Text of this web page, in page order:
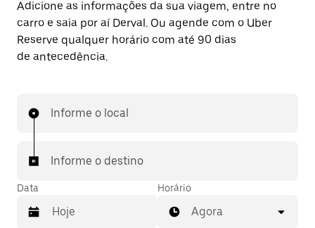
Adicione as informações da sua viagem, entre no
carro e saia por aí Derval. Ou agende com o Uber
Reserve qualquer horário com até 90 dias
de antecedência.
Informe o local
Informe o destino
Data Horário
Agora